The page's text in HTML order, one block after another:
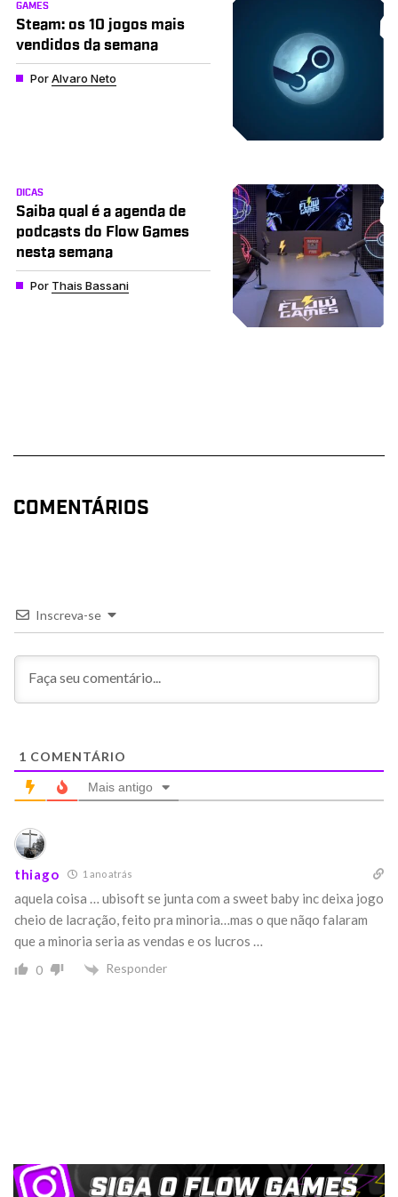
GAMES
Steam: os 10 jogos mais
vendidos da semana
PorAlvaro Neto
DICAS
Saiba qual é a agenda de
podcasts do Flow Games
nesta semana
Por Thais Bassani
COMENTÁRIOS
Inscreva-se
1 COMENTÁRIO
Mais antigo
thiago 1 ano atrás
aquela coisa … ubisoft se junta com a sweet baby inc deixa jogo
cheio de lacração, feito pra minoria…mas o que nãqo falaram
que a minoria seria as vendas e os lucros …
0 Responder